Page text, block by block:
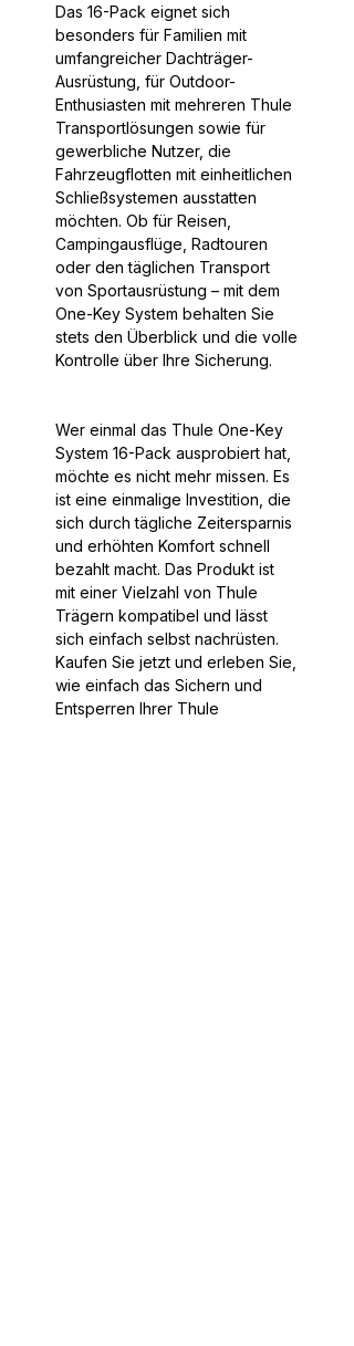
Das 16-Pack eignet sich
besonders für Familien mit
umfangreicher Dachträger-
Ausrüstung, für Outdoor-
Enthusiasten mit mehreren Thule
Transportlösungen sowie für
gewerbliche Nutzer, die
Fahrzeugflotten mit einheitlichen
Schließsystemen ausstatten
möchten. Ob für Reisen,
Campingausflüge, Radtouren
oder den täglichen Transport
von Sportausrüstung – mit dem
One-Key System behalten Sie
stets den Überblick und die volle
Kontrolle über Ihre Sicherung.
Wer einmal das Thule One-Key
System 16-Pack ausprobiert hat,
möchte es nicht mehr missen. Es
ist eine einmalige Investition, die
sich durch tägliche Zeitersparnis
und erhöhten Komfort schnell
bezahlt macht. Das Produkt ist
mit einer Vielzahl von Thule
Trägern kompatibel und lässt
sich einfach selbst nachrüsten.
Kaufen Sie jetzt und erleben Sie,
wie einfach das Sichern und
Entsperren Ihrer Thule